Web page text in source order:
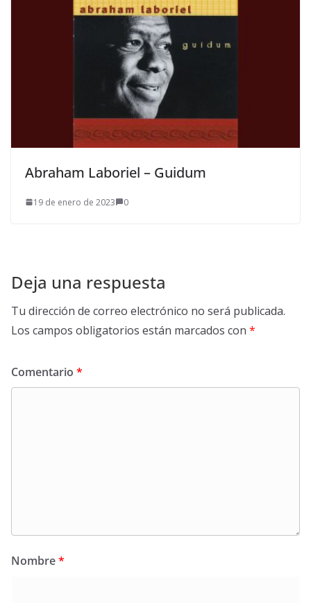
Abraham Laboriel – Guidum
19 de enero de 2023 0
Deja una respuesta
Tu dirección de correo electrónico no será publicada.
Los campos obligatorios están marcados con *
Comentario *
Nombre*